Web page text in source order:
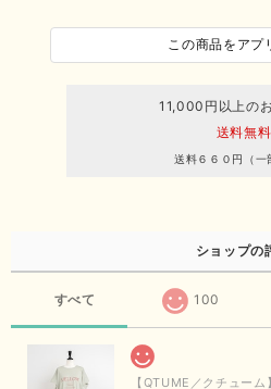
この商品をアプ
11,000円以上の
送料無料
送料６６０円（一
ショップの
すべて 100